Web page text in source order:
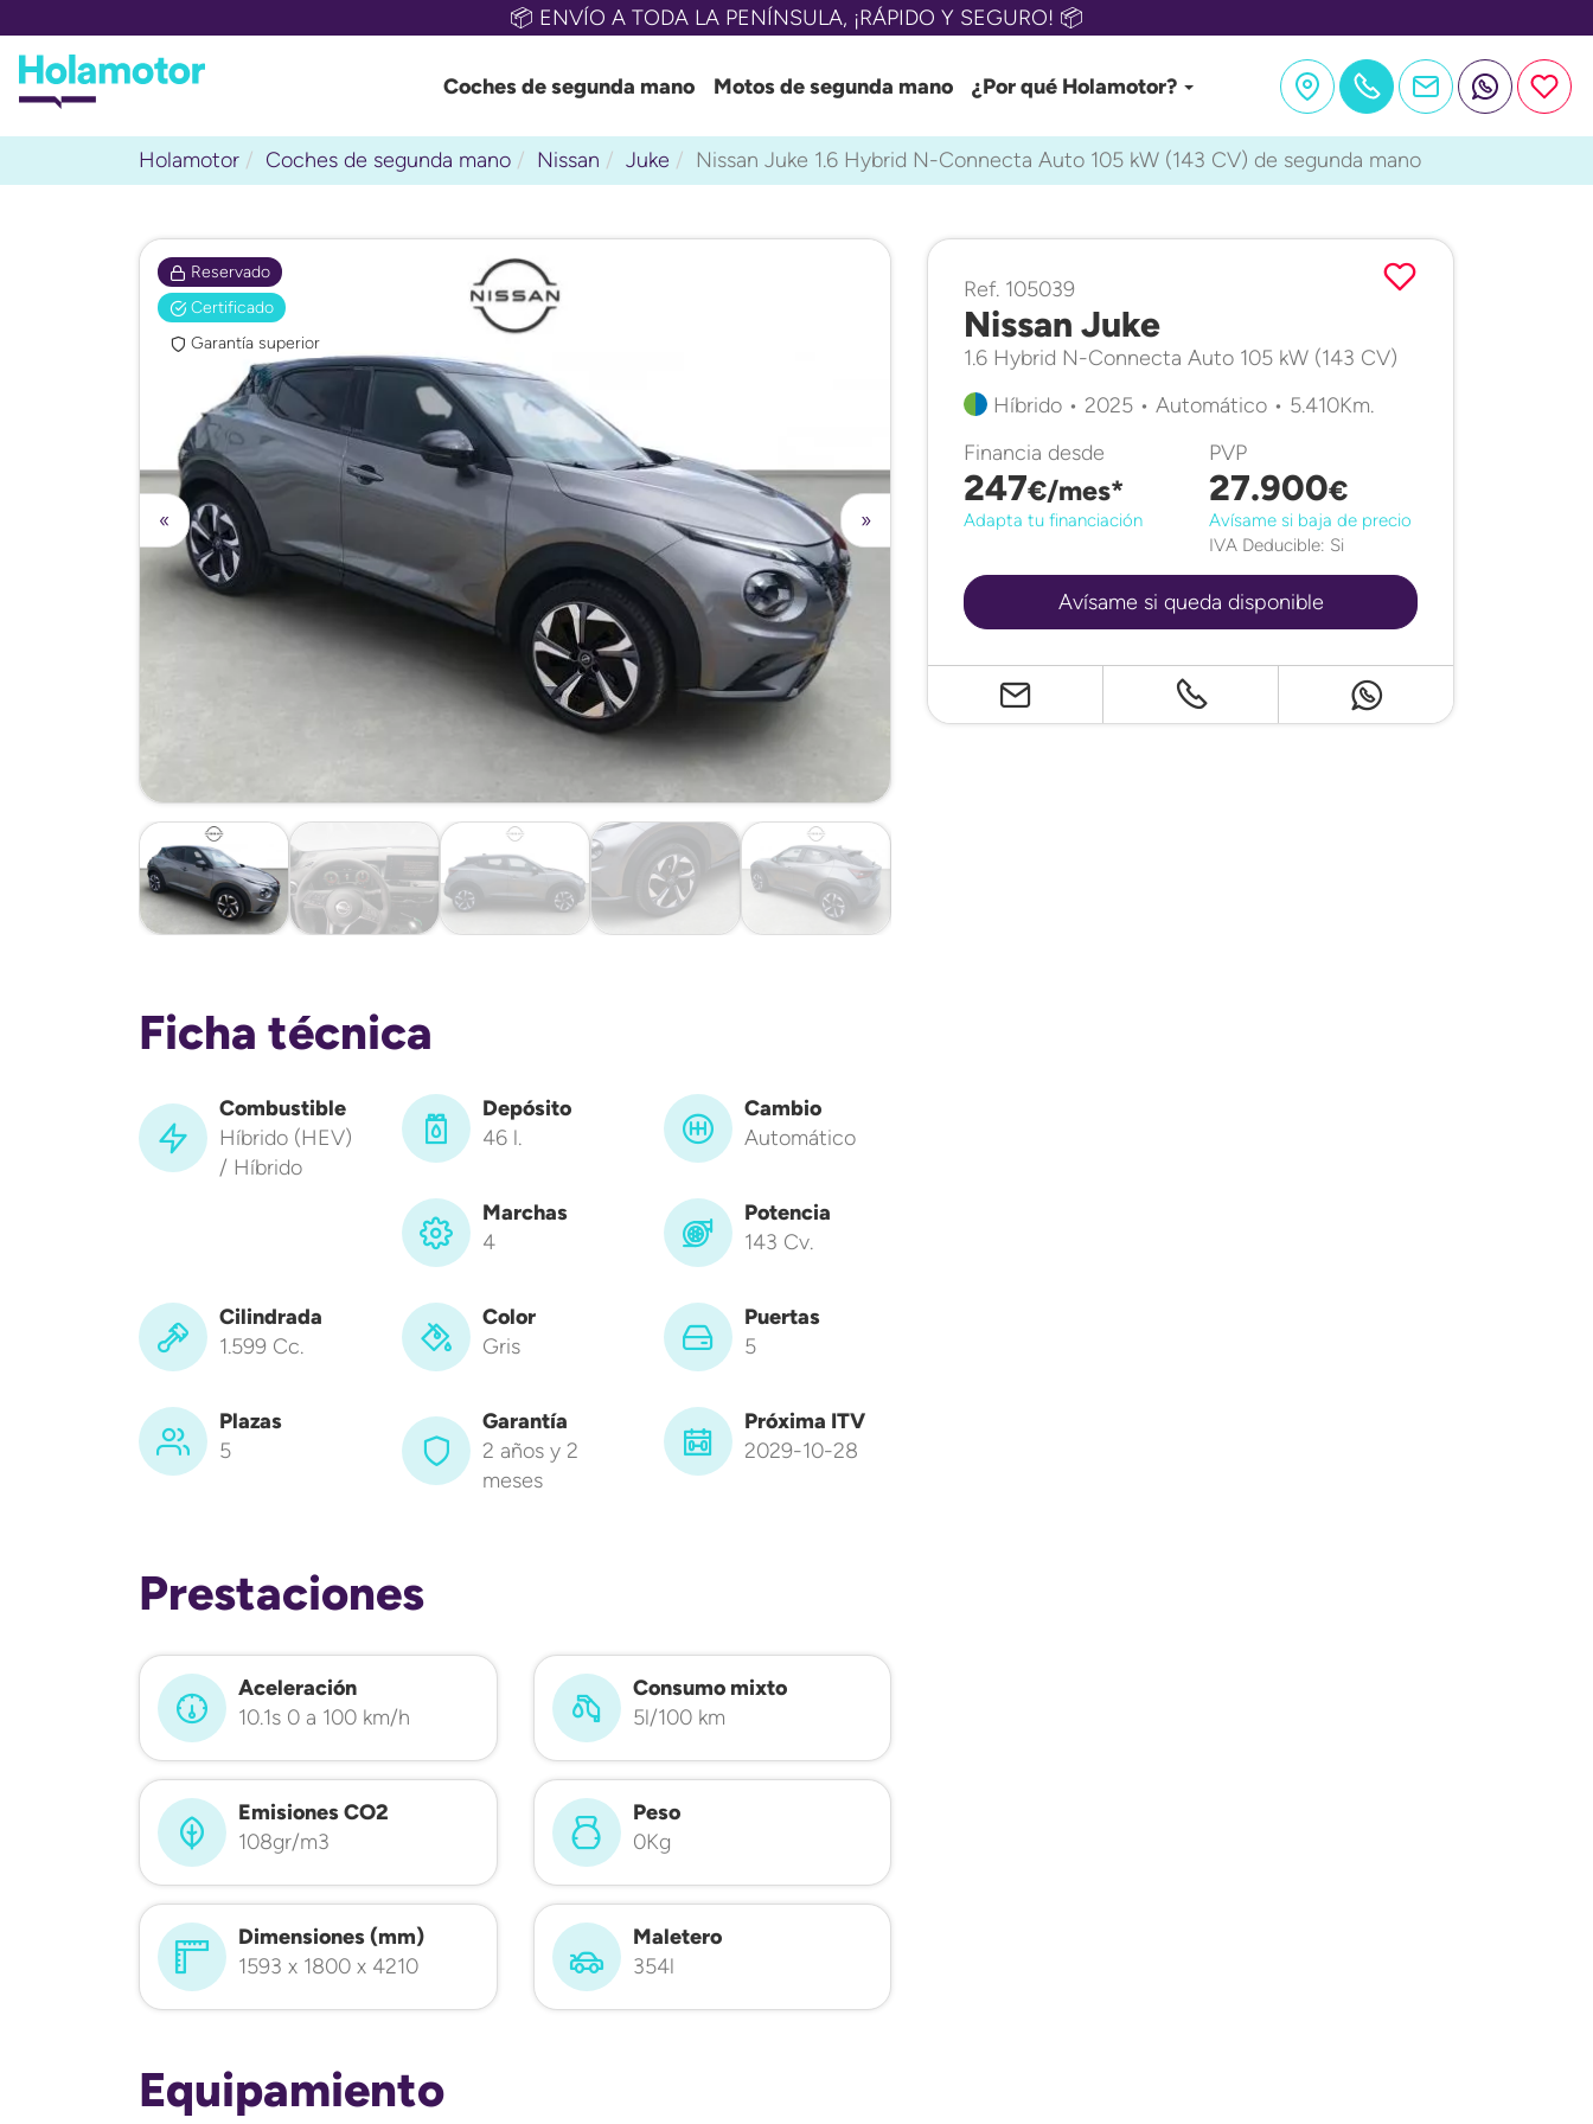
📦 ENVÍO A TODA LA PENÍNSULA, ¡RÁPIDO Y SEGURO! 📦
Coches de segunda mano Motos de segunda mano ¿Por qué Holamotor?
Holamotor Coches de segunda mano Nissan Juke Nissan Juke 1.6 Hybrid N-Connecta Auto 105 kW (143 CV) de segunda mano
Reservado
Certificado
Garantía superior
»
«
Ref. 105039
Nissan Juke
1.6 Hybrid N-Connecta Auto 105 kW (143 CV)
Híbrido • 2025 • Automático • 5.410Km.
Financia desde
247€/mes*
Adapta tu financiación
PVP
27.900€
Avísame si baja de precio
IVA Deducible: Si
Avísame si queda disponible
Ficha técnica
Combustible
Híbrido (HEV)
/ Híbrido
Depósito
46 l.
Cambio
Automático
Marchas
4
Potencia
143 Cv.
Cilindrada
1.599 Cc.
Color
Gris
Puertas
5
Plazas
5
Garantía
2 años y 2
meses
Próxima ITV
2029-10-28
Prestaciones
Aceleración
10.1s 0 a 100 km/h
Consumo mixto
5l/100 km
Emisiones CO2
108gr/m3
Peso
0Kg
Dimensiones (mm)
1593 x 1800 x 4210
Maletero
354l
Equipamiento